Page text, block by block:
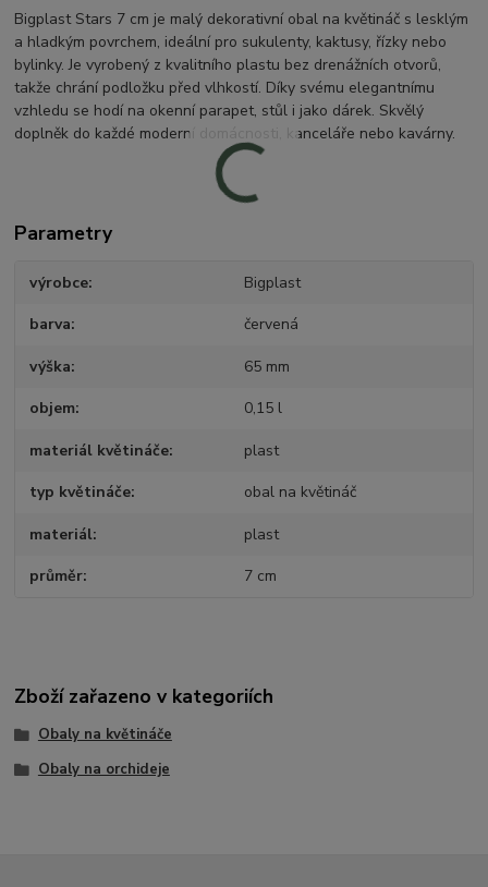
Bigplast Stars 7 cm je malý dekorativní obal na květináč s lesklým
a hladkým povrchem, ideální pro sukulenty, kaktusy, řízky nebo
bylinky. Je vyrobený z kvalitního plastu bez drenážních otvorů,
takže chrání podložku před vlhkostí. Díky svému elegantnímu
vzhledu se hodí na okenní parapet, stůl i jako dárek. Skvělý
doplněk do každé moderní domácnosti, kanceláře nebo kavárny.
Parametry
výrobce Bigplast
barva červená
výška 65 mm
objem 0,15 l
materiál květináče plast
typ květináče obal na květináč
materiál plast
průměr 7 cm
Zboží zařazeno v kategoriích
Obaly na květináče
Obaly na orchideje